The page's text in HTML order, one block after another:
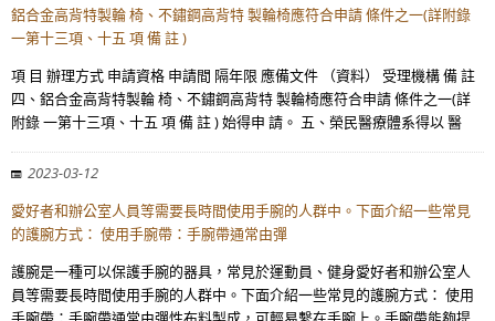
鋁合金高背特製輪 椅、不鏽鋼高背特 製輪椅應符合申請 條件之一(詳附錄
一第十三項、十五 項 備 註 )
項 目 辦理方式 申請資格 申請間 隔年限 應備文件 （資料） 受理機構 備 註
四、鋁合金高背特製輪 椅、不鏽鋼高背特 製輪椅應符合申請 條件之一(詳
附錄 一第十三項、十五 項 備 註 ) 始得申 請。 五、榮民醫療體系得以 醫
2023-03-12
愛好者和辦公室人員等需要長時間使用手腕的人群中。下面介紹一些常見
的護腕方式： 使用手腕帶：手腕帶通常由彈
護腕是一種可以保護手腕的器具，常見於運動員、健身愛好者和辦公室人
員等需要長時間使用手腕的人群中。下面介紹一些常見的護腕方式： 使用